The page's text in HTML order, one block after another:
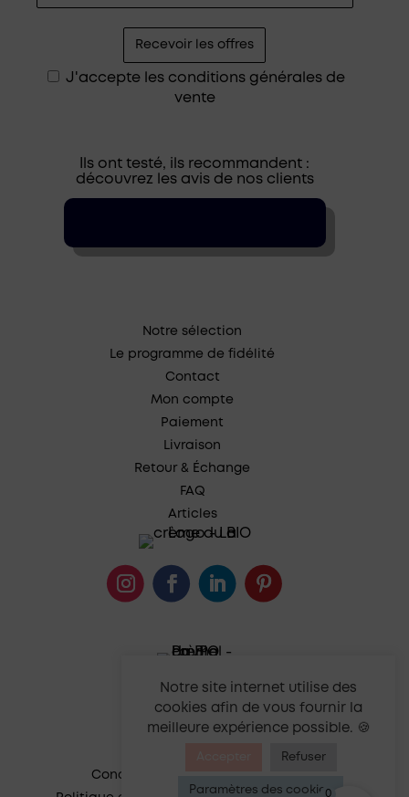
J'accepte les conditions générales de
vente
Ils ont testé, ils recommandent :
découvrez les avis de nos clients
Notre sélection
Le programme de fidélité
Contact
Mon compte
Paiement
Livraison
Retour & Échange
FAQ
Articles
Conditions générales de vente
Notre site internet utilise des
cookies afin de vous fournir la
meilleure expérience possible. 🍪
Refuser
Paramètres des cookies
0